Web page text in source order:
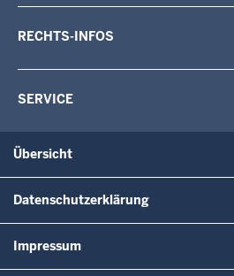
RECHTS-INFOS
SERVICE
Übersicht
Datenschutzerklärung
Impressum